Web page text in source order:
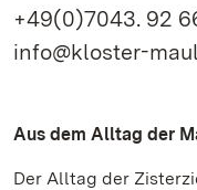
+49(0)7043. 92
info@kloster-
Aus dem Alltag der
Der Alltag der